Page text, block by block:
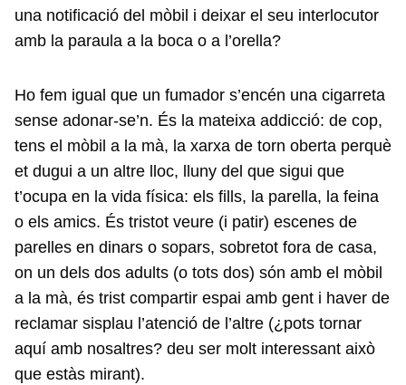
una notificació del mòbil i deixar el seu interlocutor
amb la paraula a la boca o a l’orella?
Ho fem igual que un fumador s’encén una cigarreta
sense adonar-se’n. És la mateixa addicció: de cop,
tens el mòbil a la mà, la xarxa de torn oberta perquè
et dugui a un altre lloc, lluny del que sigui que
t’ocupa en la vida física: els fills, la parella, la feina
o els amics. És tristot veure (i patir) escenes de
parelles en dinars o sopars, sobretot fora de casa,
on un dels dos adults (o tots dos) són amb el mòbil
a la mà, és trist compartir espai amb gent i haver de
reclamar sisplau l’atenció de l’altre (¿pots tornar
aquí amb nosaltres? deu ser molt interessant això
que estàs mirant).